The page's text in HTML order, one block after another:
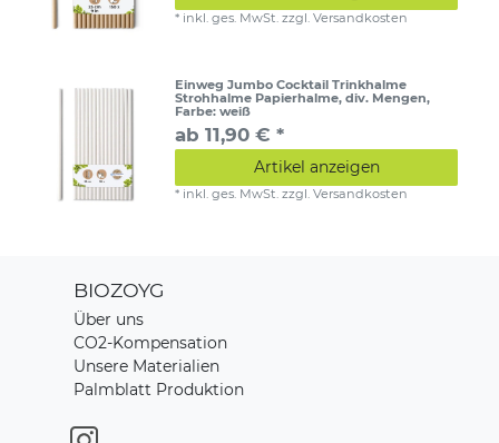
* inkl. ges. MwSt. zzgl.Versandkosten
Einweg Jumbo Cocktail Trinkhalme
Strohhalme Papierhalme, div. Mengen,
Farbe: weiß
ab 11,90 € *
Artikel anzeigen
* inkl. ges. MwSt. zzgl.Versandkosten
BIOZOYG
Über uns
CO2-Kompensation
Unsere Materialien
Palmblatt Produktion